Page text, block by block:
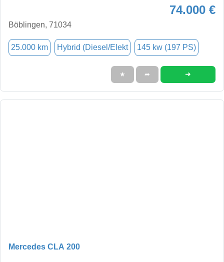
74.000 €
Böblingen, 71034
25.000 km Hybrid (Diesel/Elekt 145 kw (197 PS)
★ ➦ ➜
Mercedes CLA 200